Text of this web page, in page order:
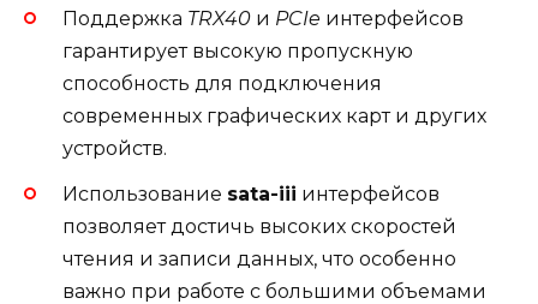
Поддержка TRX40 и PCIe интерфейсов
гарантирует высокую пропускную
способность для подключения
современных графических карт и других
устройств.
Использование sata-iii интерфейсов
позволяет достичь высоких скоростей
чтения и записи данных, что особенно
важно при работе с большими объемами